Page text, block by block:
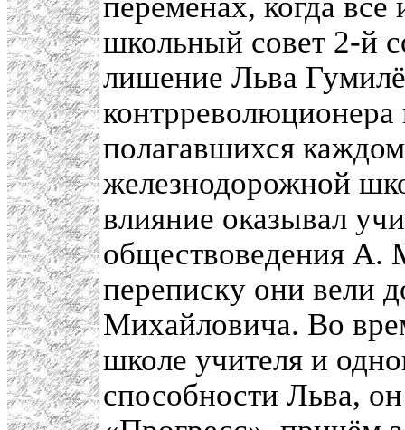
школьный совет 2-й
лишение Льва
полагавшихся
железнодорожной
влияние оказывал
обществоведения
переписку они вели
Михайловича. Во
школе учителя и
способности Льва,